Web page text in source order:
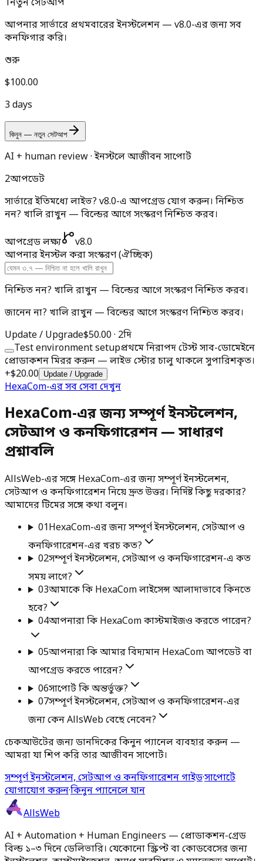
1নতুন সেটআপ
আপনার সার্ভারে প্রথমবারের ইনস্টলেশন — v8.0-এর জন্য সব
কনফিগার করি।
শুরু
$100.00
3 days
কিনুন — নতুন সেটআপ
AI + human review · ইনস্টলে আজীবন সাপোর্ট
2আপডেট
সার্ভারে ইতিমধ্যে লাইভ? v8.0-এ আপগ্রেড যোগ করুন। নিশ্চিত
নন? খালি রাখুন — বিল্ডের আগে সংস্করণ নিশ্চিত করব।
আপগ্রেড লক্ষ্য
v8.0
আপনার ইনস্টল করা সংস্করণ(ঐচ্ছিক)
নিশ্চিত নন? খালি রাখুন — বিল্ডের আগে সংস্করণ নিশ্চিত করব।
জানেন না? খালি রাখুন — বিল্ডের আগে সংস্করণ নিশ্চিত করব।
Update / Upgrade$50.00· 2দি
Test environment setupপ্রথমে নিরাপদ টেস্ট সাব-ডোমেইনে
প্রোডাকশন মিরর করুন — লাইভ স্টোর চালু থাকলে সুপারিশকৃত।
+$20.00 Update / Upgrade
HexaCom-এর সব সেবা দেখুন
HexaCom-এর জন্য সম্পূর্ণ ইনস্টলেশন,
সেটআপ ও কনফিগারেশন — সাধারণ
প্রশ্নাবলি
AllsWeb-এর সঙ্গে HexaCom-এর জন্য সম্পূর্ণ ইনস্টলেশন,
সেটআপ ও কনফিগারেশন নিয়ে দ্রুত উত্তর। নির্দিষ্ট কিছু দরকার?
আমাদের টিমের সঙ্গে কথা বলুন।
01HexaCom-এর জন্য সম্পূর্ণ ইনস্টলেশন, সেটআপ ও
কনফিগারেশন-এর খরচ কত?
02সম্পূর্ণ ইনস্টলেশন, সেটআপ ও কনফিগারেশন-এ কত
সময় লাগে?
03আমাকে কি HexaCom লাইসেন্স আলাদাভাবে কিনতে
হবে?
04আপনারা কি HexaCom কাস্টমাইজও করতে পারেন?
05আপনারা কি আমার বিদ্যমান HexaCom আপডেট বা
আপগ্রেড করতে পারেন?
06সাপোর্ট কি অন্তর্ভুক্ত?
07সম্পূর্ণ ইনস্টলেশন, সেটআপ ও কনফিগারেশন-এর
জন্য কেন AllsWeb বেছে নেবেন?
চেকআউটের জন্য ডানদিকের কিনুন প্যানেল ব্যবহার করুন —
আমরা যা শিপ করি তার আজীবন সাপোর্ট।
সম্পূর্ণ ইনস্টলেশন, সেটআপ ও কনফিগারেশন গাইড·সাপোর্টে
যোগাযোগ করুন·কিনুন প্যানেলে যান
AllsWeb
AI + Automation + Human Engineers — প্রোডাকশন-গ্রেড
বিল্ড ১–৩ দিনে ডেলিভারি। যেকোনো স্ক্রিপ্ট বা কোডবেসের জন্য